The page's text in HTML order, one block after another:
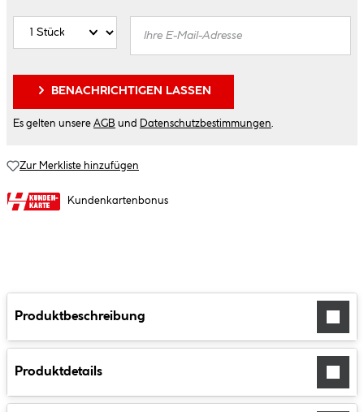
BENACHRICHTIGEN LASSEN
Es gelten unsere AGB und Datenschutzbestimmungen
Zur Merkliste hinzufügen
Kundenkartenbonus
Produktbeschreibung
Produktdetails